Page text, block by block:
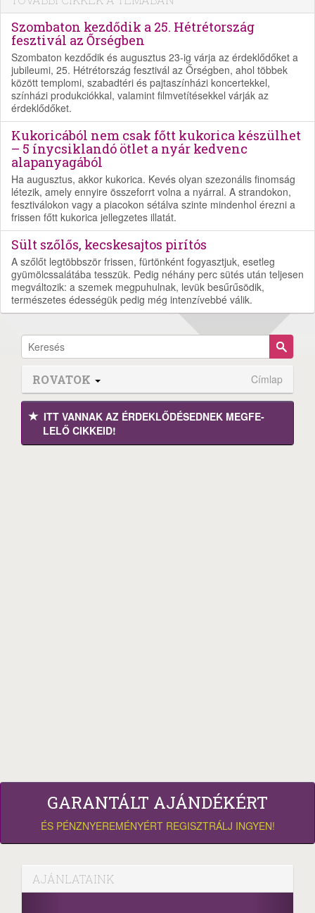
Szombaton kezdődik a 25. Hétrétország
fesztivál az Őrségben
Szombaton kezdődik és augusztus 23-ig várja az érdeklődőket a
jubileumi, 25. Hétrétország fesztivál az Őrségben, ahol többek
között templomi, szabadtéri és pajtaszínházi koncertekkel,
színházi produkciókkal, valamint filmvetítésekkel várják az
érdeklődőket.
Kukoricából nem csak főtt kukorica készülhet
– 5 ínycsiklandó ötlet a nyár kedvenc
alapanyagából
Ha augusztus, akkor kukorica. Kevés olyan szezonális finomság
létezik, amely ennyire összeforrt volna a nyárral. A strandokon,
fesztiválokon vagy a piacokon sétálva szinte mindenhol érezni a
frissen főtt kukorica jellegzetes illatát.
Sült szőlős, kecskesajtos pirítós
A szőlőt legtöbbször frissen, fürtönként fogyasztjuk, esetleg
gyümölcssalátába tesszük. Pedig néhány perc sütés után teljesen
megváltozik: a szemek megpuhulnak, levük besűrűsödik,
természetes édességük pedig még intenzívebbé válik.
ROVATOK Címlap
ITT VANNAK AZ ÉRDEK­LŐDÉ­SEDNEK MEGFE­
LELŐ CIKKEID!
GARANTÁLT AJÁNDÉKÉRT
ÉS PÉNZNYEREMÉNYÉRT REGISZTRÁLJ INGYEN!
AJÁNLATAINK